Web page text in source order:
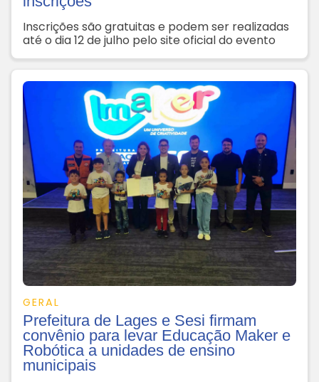
Inscrições são gratuitas e podem ser realizadas
até o dia 12 de julho pelo site oficial do evento
GERAL
Prefeitura de Lages e Sesi firmam
convênio para levar Educação Maker e
Robótica a unidades de ensino
municipais